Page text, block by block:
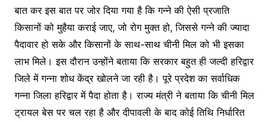
बात कर इस बात पर जोर दिया गया है कि गन्ने की ऐसी प्रजाति
किसानों को मुहैया कराई जाए, जो रोग मुक्त हो, जिससे गन्ने की ज्यादा
पैदावार हो सके और किसानों के साथ-साथ चीनी मिल को भी इसका
लाभ मिले। इस दौरान उन्होंने बताया कि सरकार बहुत ही जल्दी हरिद्वार
जिले में गन्ना शोध केंद्र खोलने जा रही है। पूरे प्रदेश का सर्वाधिक
गन्ना जिला हरिद्वार में पैदा होता है। राज्य मंत्री ने बताया कि चीनी मिल
ट्रायल बेस पर चल रहा है और दीपावली के बाद कोई तिथि निर्धारित